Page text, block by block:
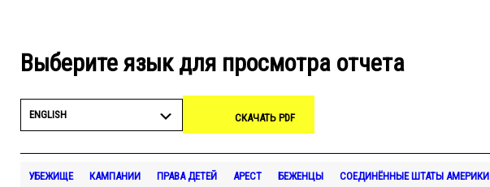
Выберите язык для просмотра отчета
ENGLISH СКАЧАТЬ PDF
УБЕЖИЩЕ КАМПАНИИ ПРАВА ДЕТЕЙ АРЕСТ БЕЖЕНЦЫ СОЕДИНЁННЫЕ ШТАТЫ АМЕРИКИ